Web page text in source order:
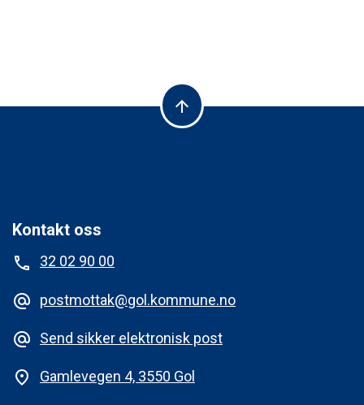
arrow_upward
Kontakt oss
phone
32 02 90 00
alternate_email postmottak@gol.kommune.no
alternate_email Send sikker elektronisk post
place Gamlevegen 4, 3550 Gol